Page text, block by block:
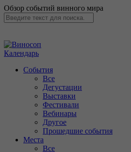
Обзор событий винного мира
Календарь
События
Все
Дегустации
Выставки
Фестивали
Вебинары
Другое
Прошедшие события
Места
Все